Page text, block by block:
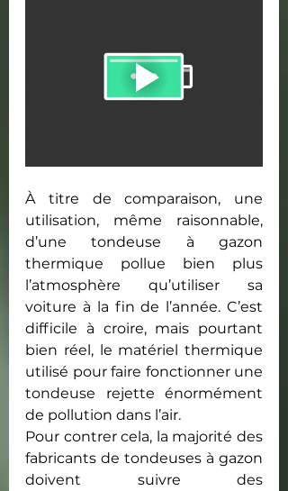
À titre de comparaison, une
utilisation, même raisonnable,
d’une tondeuse à gazon
thermique pollue bien plus
l’atmosphère qu’utiliser sa
voiture à la fin de l’année. C’est
difficile à croire, mais pourtant
bien réel, le matériel thermique
utilisé pour faire fonctionner une
tondeuse rejette énormément
de pollution dans l’air.
Pour contrer cela, la majorité des
fabricants de tondeuses à gazon
doivent suivre des